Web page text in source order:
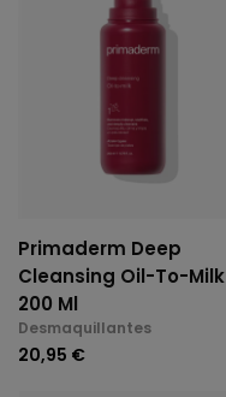
Primaderm Deep
Cleansing Oil-To-Milk
200 Ml
Desmaquillantes
20,95 €